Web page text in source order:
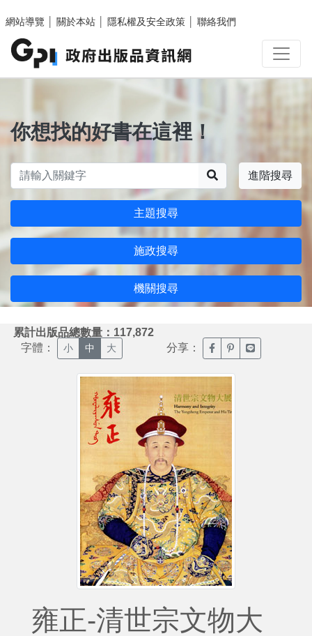
網站導覽
關於本站 隱私權及安全政策 聯絡我們
你想找的好書在這裡！
進階搜尋
主題搜尋
施政搜尋
機關搜尋
累計出版品總數量：117,872
字體： 小 中 大 分享： 臉書分享(另開新視窗)
噗浪分享(另開新
Line分享(另
雍正-清世宗文物大